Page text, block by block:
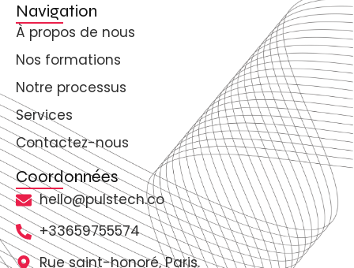
Navigation
À propos de nous
Nos formations
Notre processus
Services
Contactez-nous
Coordonnées
hello@pulstech.co
+33659755574
Rue saint-honoré, Paris.